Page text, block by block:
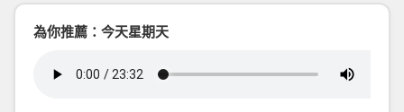
為你推薦：今天星期天